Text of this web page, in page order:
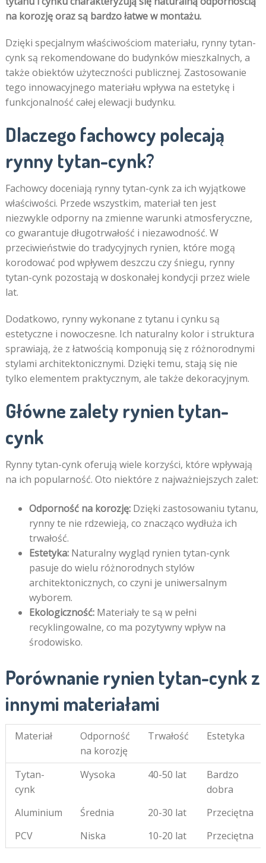
na korozję oraz są bardzo łatwe w montażu.
Dzięki specjalnym właściwościom materiału, rynny tytan-
cynk są rekomendowane do budynków mieszkalnych, a
także obiektów użyteczności publicznej. Zastosowanie
tego innowacyjnego materiału wpływa na estetykę i
funkcjonalność całej elewacji budynku.
Dlaczego fachowcy polecają
rynny tytan-cynk?
Fachowcy doceniają rynny tytan-cynk za ich wyjątkowe
właściwości. Przede wszystkim, materiał ten jest
niezwykle odporny na zmienne warunki atmosferyczne,
co gwarantuje długotrwałość i niezawodność. W
przeciwieństwie do tradycyjnych rynien, które mogą
korodować pod wpływem deszczu czy śniegu, rynny
tytan-cynk pozostają w doskonałej kondycji przez wiele
lat.
Dodatkowo, rynny wykonane z tytanu i cynku są
estetyczne i nowoczesne. Ich naturalny kolor i struktura
sprawiają, że z łatwością komponują się z różnorodnymi
stylami architektonicznymi. Dzięki temu, stają się nie
tylko elementem praktycznym, ale także dekoracyjnym.
Główne zalety rynien tytan-
cynk
Rynny tytan-cynk oferują wiele korzyści, które wpływają
na ich popularność. Oto niektóre z najważniejszych zalet:
Odporność na korozję:Dzięki zastosowaniu tytanu,
rynny te nie rdzewieją, co znacząco wydłuża ich
trwałość.
Estetyka:Naturalny wygląd rynien tytan-cynk
pasuje do wielu różnorodnych stylów
architektonicznych, co czyni je uniwersalnym
wyborem.
Ekologiczność:Materiały te są w pełni
recyklingowalne, co ma pozytywny wpływ na
środowisko.
Porównanie rynien tytan-cynk z
innymi materiałami
Materiał
Odporność
na korozję
Trwałość Estetyka
Tytan-
cynk
Wysoka 40-50 lat
Bardzo
dobra
Aluminium
Średnia 20-30 lat
Przeciętna
PCV
Niska 10-20 lat Przeciętna